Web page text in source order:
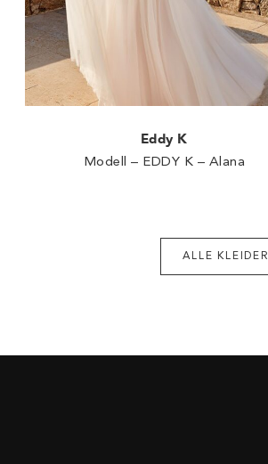
Eddy K
Modell – EDDY K – Alana
ALLE KLEIDER